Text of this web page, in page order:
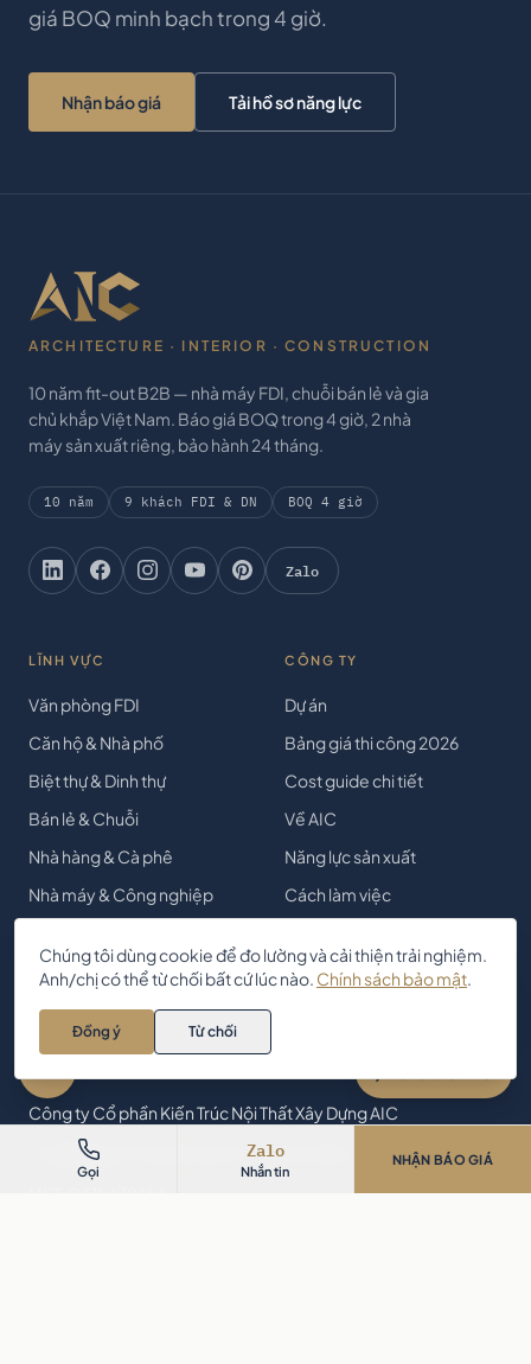
giá BOQ minh bạch trong 4 giờ.
Nhận báo giá Tải hồ sơ năng lực
ARCHITECTURE · INTERIOR · CONSTRUCTION
10 năm fit-out B2B — nhà máy FDI, chuỗi bán lẻ và gia
chủ khắp Việt Nam. Báo giá BOQ trong 4 giờ, 2 nhà
máy sản xuất riêng, bảo hành 24 tháng.
10 năm 9 khách FDI & DN BOQ 4 giờ
Zalo
LĨNH VỰC
Văn phòng FDI
Căn hộ & Nhà phố
Biệt thự & Dinh thự
Bán lẻ & Chuỗi
Nhà hàng & Cà phê
Nhà máy & Công nghiệp
CÔNG TY
Dự án
Bảng giá thi công 2026
Cost guide chi tiết
Về AIC
Năng lực sản xuất
Cách làm việc
Insights
Công ty Cổ phần Kiến Trúc Nội Thất Xây Dựng AIC
05 Hồng Hà, P. Tân Sơn Hòa, TP. Hồ Chí Minh
Gọi
Zalo
Nhắn tin
NHẬN BÁO GIÁ
Anh/chị cần tư vấn thiết kế – thi
công nội thất? Chat với AIC 👋
Chúng tôi dùng cookie để đo lường và cải thiện trải nghiệm.
Anh/chị có thể từ chối bất cứ lúc nào. Chính sách bảo mật.
Đồng ý Từ chối